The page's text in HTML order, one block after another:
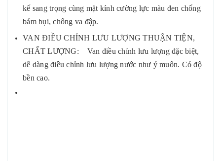
kế sang trọng cùng mặt kính cường lực màu đen chống
bám bụi, chống va đập.
VAN ĐIỀU CHỈNH LƯU LƯỢNG THUẬN TIỆN,
CHẤT LƯỢNG: Van điều chỉnh lưu lượng đặc biệt,
dễ dàng điều chỉnh lưu lượng nước như ý muốn. Có độ
bền cao.